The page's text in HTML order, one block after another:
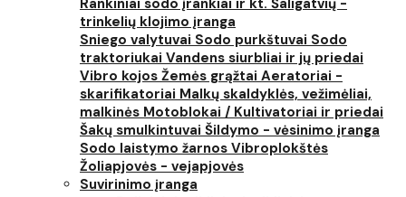
Rankiniai sodo įrankiai ir kt. Šaligatvių -
trinkelių klojimo įranga
Sniego valytuvai Sodo purkštuvai Sodo
traktoriukai Vandens siurbliai ir jų priedai
Vibro kojos Žemės grąžtai Aeratoriai -
skarifikatoriai Malkų skaldyklės, vežimėliai,
malkinės Motoblokai / Kultivatoriai ir priedai
Šakų smulkintuvai Šildymo - vėsinimo įranga
Sodo laistymo žarnos Vibroplokštės
Žoliapjovės - vejapjovės
Suvirinimo įranga